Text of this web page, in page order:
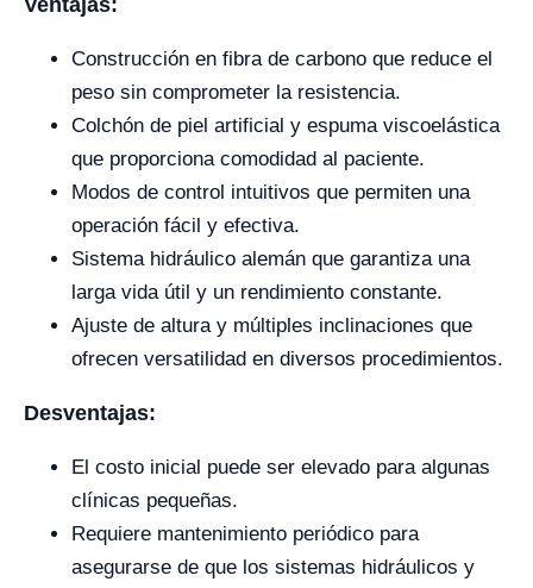
Ventajas:
Construcción en fibra de carbono que reduce el
peso sin comprometer la resistencia.
Colchón de piel artificial y espuma viscoelástica
que proporciona comodidad al paciente.
Modos de control intuitivos que permiten una
operación fácil y efectiva.
Sistema hidráulico alemán que garantiza una
larga vida útil y un rendimiento constante.
Ajuste de altura y múltiples inclinaciones que
ofrecen versatilidad en diversos procedimientos.
Desventajas:
El costo inicial puede ser elevado para algunas
clínicas pequeñas.
Requiere mantenimiento periódico para
asegurarse de que los sistemas hidráulicos y